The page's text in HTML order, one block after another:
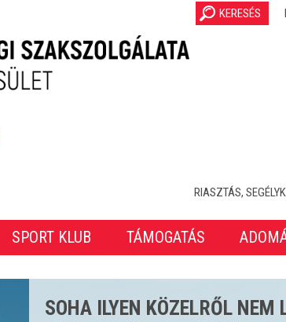
KERESÉS
RIASZTÁS,
SPORT KLUB TÁMOGATÁS
CSAKNEM 4000 ESETET